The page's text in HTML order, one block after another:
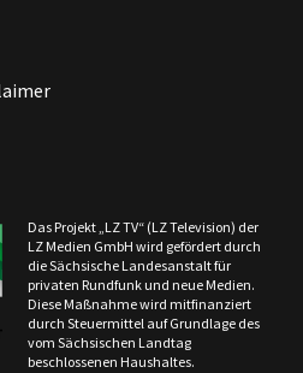
Das Projekt „LZ TV“ (LZ Television) der
LZ Medien GmbH wird gefördert durch
die Sächsische Landesanstalt für
privaten Rundfunk und neue Medien.
Diese Maßnahme wird mitfinanziert
durch Steuermittel auf Grundlage des
vom Sächsischen Landtag
beschlossenen Haushaltes.